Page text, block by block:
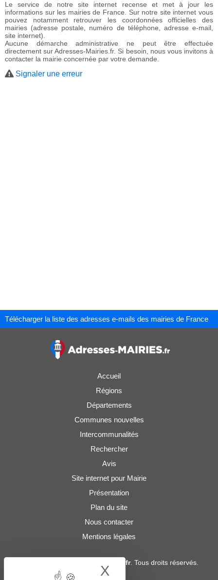
Le service de notre site internet recense et met à jour les
informations sur les mairies de France. Sur notre site internet vous
pouvez notamment retrouver les coordonnées officielles des
mairies (adresse postale, numéro de téléphone, adresse e-mail,
site internet).
Aucune démarche administrative ne peut être effectuée
directement sur Adresses-Mairies.fr. Si besoin, nous vous invitons à
contacter la mairie concernée par votre demande.
Signaler une erreur
Télécharger la liste des adresses e-mails des mairies de France
Accueil
Régions
Départements
Communes nouvelles
Intercommunalités
Rechercher
Avis
Site internet pour Mairie
Présentation
Plan du site
Nous contacter
Mentions légales
Adresses-Mairies.fr. Tous droits réservés.
Services :
X